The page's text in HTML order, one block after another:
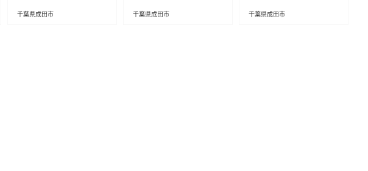
飲み比べ ギフト 贈り物 プレ
千葉県成田市
ようかん 栗羊羹 保存食 非
千葉県成田市
ようかん 栗羊羹 保存食 非
千葉県成田市